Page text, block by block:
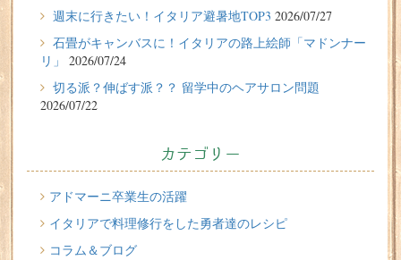
2026/07/27
週末に行きたい！イタリア避暑地TOP3
2026/07/24
石畳がキャンバスに！イタリアの路上絵師「マドンナー
リ」
切る派？伸ばす派？？ 留学中のヘアサロン問題
2026/07/20
イタリア人はどんなジェラートを食べる？
2026/07/17
週末に行きたい！イタリア避暑地TOP3 2026/07/27
石畳がキャンバスに！イタリアの路上絵師「マドンナー
リ」
2026/07/24
切る派？伸ばす派？？ 留学中のヘアサロン問題
2026/07/22
カテゴリー
アドマーニ卒業生の活躍
イタリアで料理修行をした勇者達のレシピ
コラム＆ブログ